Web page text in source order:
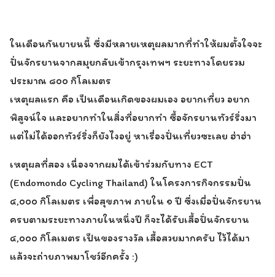
ในเดือนกันยายนนี้ ซึ่งมีหลายเหตุผลมากที่ทำให้ผมตั้งใจจะ
ปั่นจักรยานจากสมุยกลับเข้ากรุงเทพฯ ระยะทางโดยรวม
ประมาณ ๘๐๐ กิโลเมตร
เหตุผลแรก คือ เป็นเดือนเกิดของผมเอง อยากเที่ยว อยาก
พิสูจน์ใจ และอยากทำในสิ่งที่อยากทำ ซื้อจักรยานทัวร์ริ่งมา
แต่ไม่ได้ออกทัวร์ริ่งก็ยังไงอยู่ หาเรื่องปั่นเที่ยวซะเลย ฮ่าฮ่า
เหตุผลที่สอง เนื่องจากผมได้เข้าร่วมกับทาง ECT
(Endomondo Cycling Thailand) ในโครงการกิจกรรมปั่น
๔,๐๐๐ กิโลเมตร เพื่อสุขภาพ ภายใน ๑ ปี ซึ่งเมื่อปั่นจักรยาน
ครบตามระยะทางภายในหนึ่งปี ก็จะได้รับเสื้อปั่นจักรยาน
๔,๐๐๐ กิโลเมตร เป็นของรางวัล เสื้อสวยมากครับ ไว้ได้มา
แล้วจะถ่ายภาพมาโชว์อีกครั้ง :)